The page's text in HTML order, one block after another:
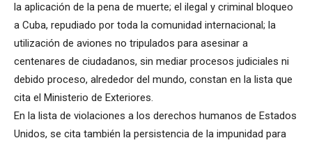
la aplicación de la pena de muerte; el ilegal y criminal bloqueo
a Cuba, repudiado por toda la comunidad internacional; la
utilización de aviones no tripulados para asesinar a
centenares de ciudadanos, sin mediar procesos judiciales ni
debido proceso, alrededor del mundo, constan en la lista que
cita el Ministerio de Exteriores.
En la lista de violaciones a los derechos humanos de Estados
Unidos, se cita también la persistencia de la impunidad para